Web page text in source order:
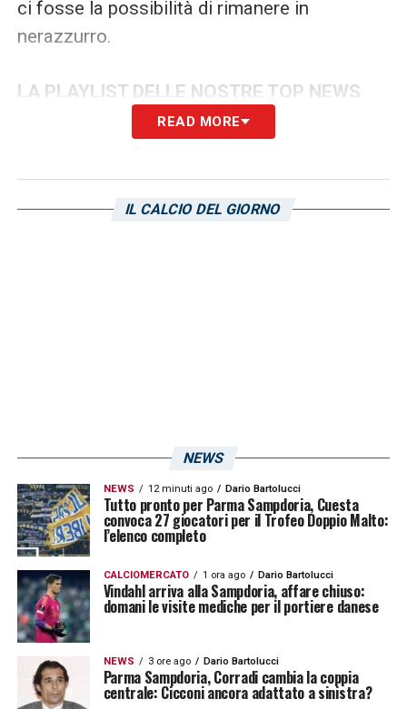
ci fosse la possibilità di rimanere in
nerazzurro.
LA PLAYLIST DELLE NOSTRE TOP NEWS
READ MORE
IL CALCIO DEL GIORNO
NEWS
NEWS 12 minuti ago Dario Bartolucci
Tutto pronto per Parma Sampdoria, Cuesta
convoca 27 giocatori per il Trofeo Doppio Malto:
l’elenco completo
CALCIOMERCATO 1 ora ago Dario Bartolucci
Vindahl arriva alla Sampdoria, affare chiuso:
domani le visite mediche per il portiere danese
NEWS 3 ore ago Dario Bartolucci
Parma Sampdoria, Corradi cambia la coppia
centrale: Cicconi ancora adattato a sinistra?